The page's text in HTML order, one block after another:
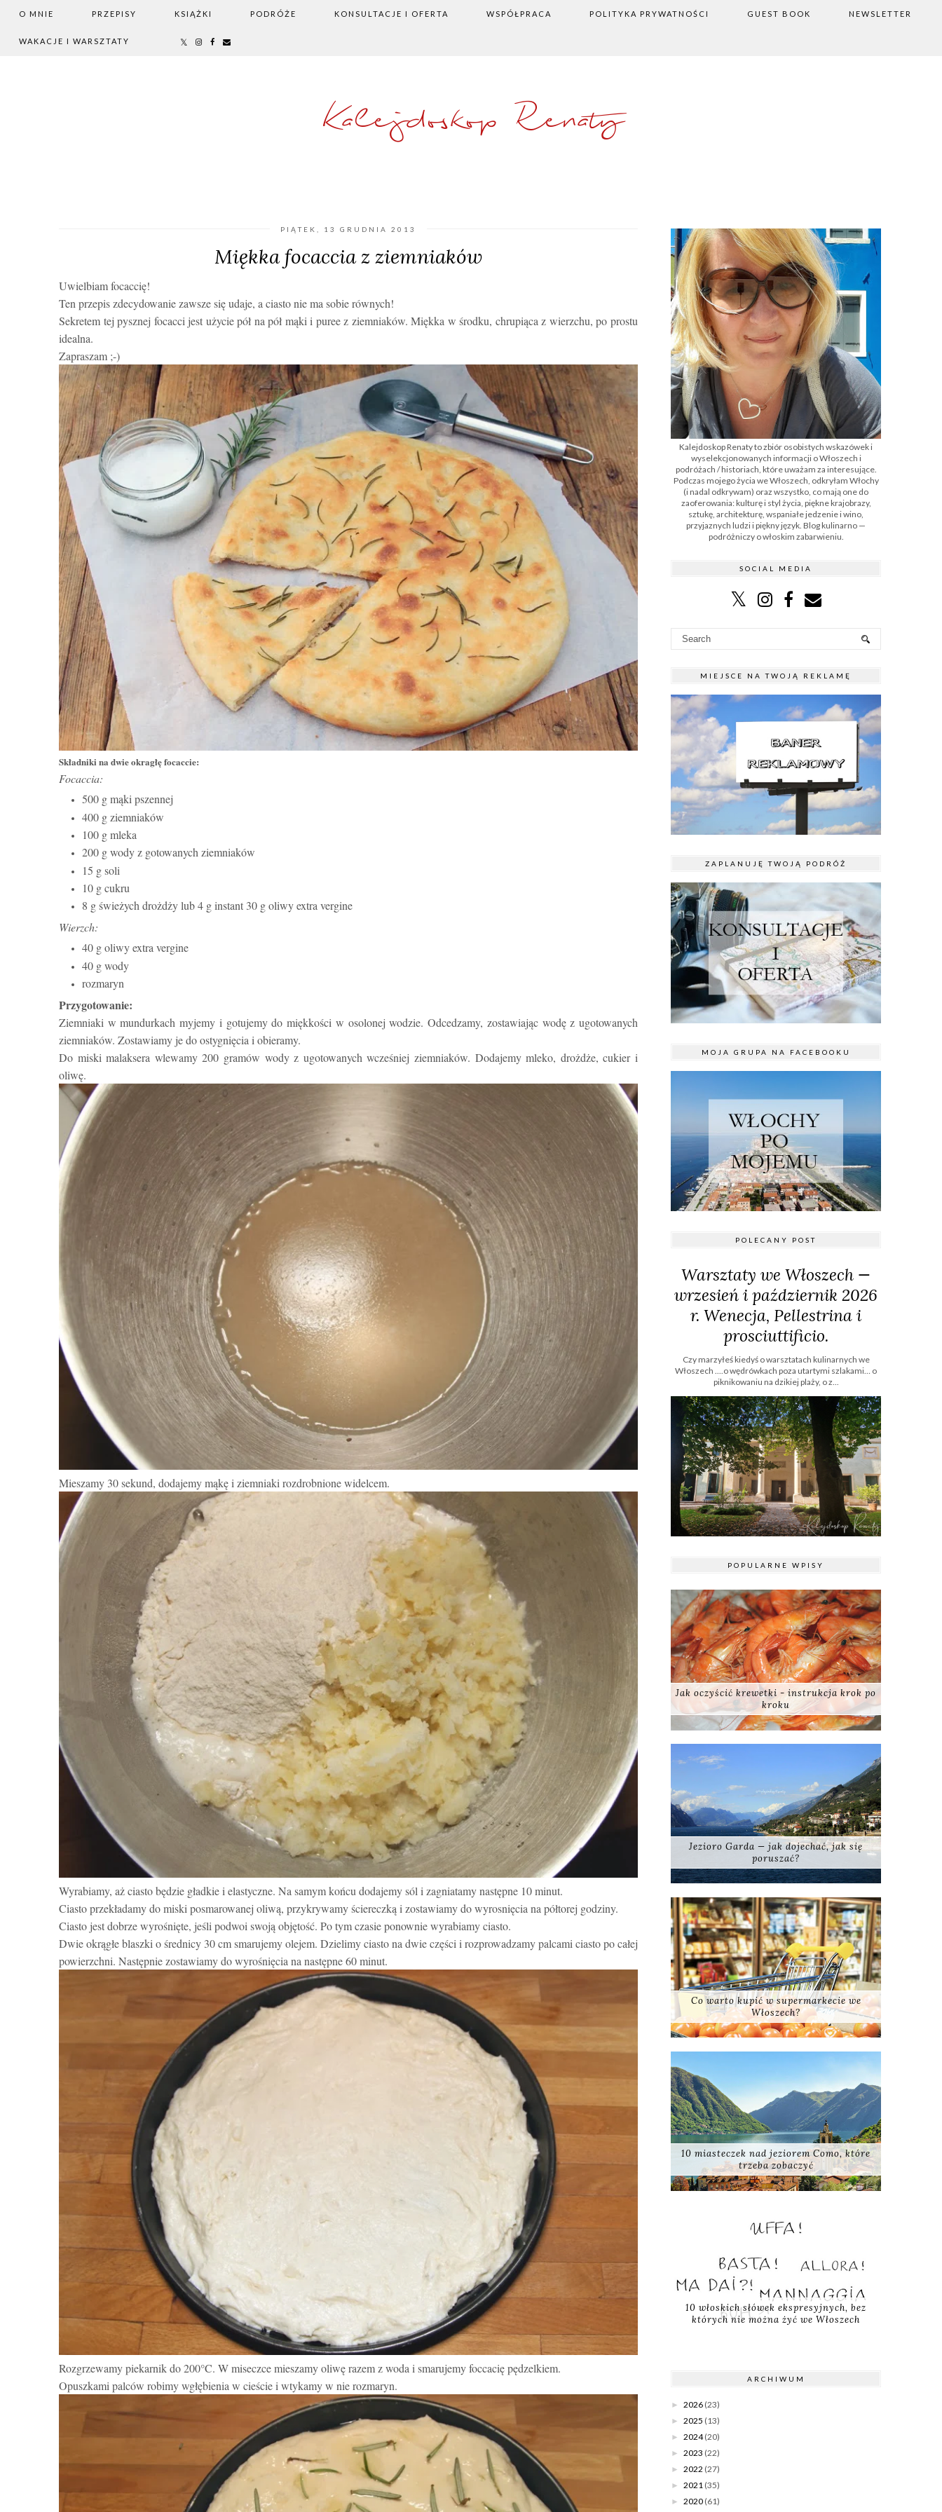
O MNIE PRZEPISY KSIĄŻKI PODRÓŻE KONSULTACJE I OFERTA WSPÓŁPRACA POLITYKA PRYWATNOŚCI GUEST BOOK NEWSLETTER
WAKACJE I WARSZTATY
Kalejdoskop Renaty
PIĄTEK, 13 GRUDNIA 2013
Miękka focaccia z ziemniaków
Uwielbiam focaccię!
Ten przepis zdecydowanie zawsze się udaje, a ciasto nie ma sobie równych!
Sekretem tej pysznej focacci jest użycie pół na pół mąki i puree z ziemniaków. Miękka w środku, chrupiąca z wierzchu, po prostu
idealna.
Zapraszam ;-)
Składniki na dwie okragłę focaccie:
Focaccia:
500 g mąki pszennej
400 g ziemniaków
100 g mleka
200 g wody z gotowanych ziemniaków
15 g soli
10 g cukru
8 g świeżych drożdży lub 4 g instant 30 g oliwy extra vergine
Wierzch:
40 g oliwy extra vergine
40 g wody
rozmaryn
Przygotowanie:
Ziemniaki w mundurkach myjemy i gotujemy do miękkości w osolonej wodzie. Odcedzamy, zostawiając wodę z ugotowanych
ziemniaków. Zostawiamy je do ostygnięcia i obieramy.
Do miski malaksera wlewamy 200 gramów wody z ugotowanych wcześniej ziemniaków. Dodajemy mleko, drożdże, cukier i
oliwę.
Mieszamy 30 sekund, dodajemy mąkę i ziemniaki rozdrobnione widelcem.
Wyrabiamy, aż ciasto będzie gładkie i elastyczne. Na samym końcu dodajemy sól i zagniatamy następne 10 minut.
Ciasto przekładamy do miski posmarowanej oliwą, przykrywamy ściereczką i zostawiamy do wyrosnięcia na półtorej godziny.
Ciasto jest dobrze wyrośnięte, jeśli podwoi swoją objętość. Po tym czasie ponownie wyrabiamy ciasto.
Dwie okrągłe blaszki o średnicy 30 cm smarujemy olejem. Dzielimy ciasto na dwie części i rozprowadzamy palcami ciasto po całej
powierzchni. Następnie zostawiamy do wyrośnięcia na następne 60 minut.
Rozgrzewamy piekarnik do 200°C. W miseczce mieszamy oliwę razem z woda i smarujemy foccacię pędzelkiem.
Opuszkami palców robimy wgłębienia w cieście i wtykamy w nie rozmaryn.
Kalejdoskop Renaty to zbiór osobistych wskazówek i
wyselekcjonowanych informacji o Włoszech i
podróżach / historiach, które uważam za interesujące.
Podczas mojego życia we Włoszech, odkryłam Włochy
(i nadal odkrywam) oraz wszystko, co mają one do
zaoferowania: kulturę i styl życia, piękne krajobrazy,
sztukę, architekturę, wspaniałe jedzenie i wino,
przyjaznych ludzi i piękny język. Blog kulinarno —
podróżniczy o włoskim zabarwieniu.
SOCIAL MEDIA
MIEJSCE NA TWOJĄ REKLAMĘ
ZAPLANUJĘ TWOJĄ PODRÓŻ
MOJA GRUPA NA FACEBOOKU
POLECANY POST
Warsztaty we Włoszech —
wrzesień i październik 2026
r. Wenecja, Pellestrina i
prosciuttificio.
Czy marzyłeś kiedyś o warsztatach kulinarnych we
Włoszech ....o wędrówkach poza utartymi szlakami… o
piknikowaniu na dzikiej plaży, o z...
POPULARNE WPISY
Jak oczyścić krewetki - instrukcja krok po
kroku
Jezioro Garda — jak dojechać, jak się
poruszać?
Co warto kupić w supermarkecie we
Włoszech?
10 miasteczek nad jeziorem Como, które
trzeba zobaczyć
10 włoskich słówek ekspresyjnych, bez
których nie można żyć we Włoszech
ARCHIWUM
► 2026 (23)
► 2025 (13)
► 2024 (20)
► 2023 (22)
► 2022 (27)
► 2021 (35)
► 2020 (61)